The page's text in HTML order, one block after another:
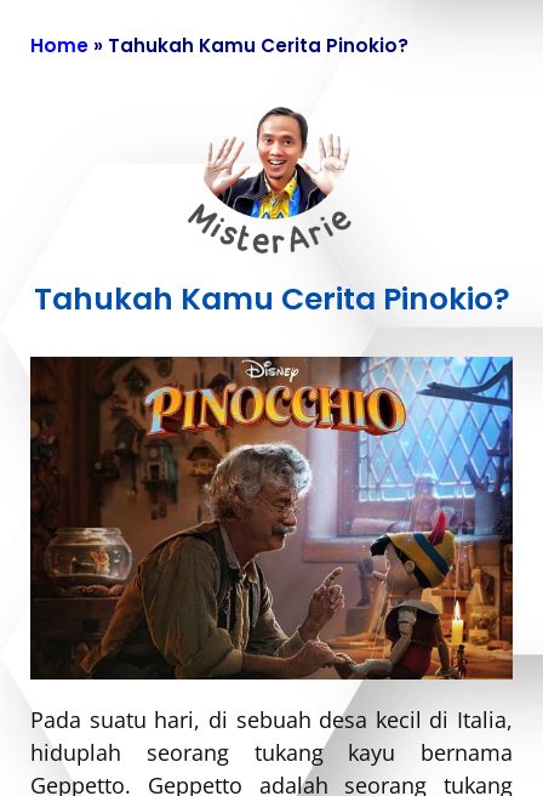
Home » Tahukah Kamu Cerita Pinokio?
Tahukah Kamu Cerita Pinokio?
Pada suatu hari, di sebuah desa kecil di Italia,
hiduplah seorang tukang kayu bernama
Geppetto. Geppetto adalah seorang tukang